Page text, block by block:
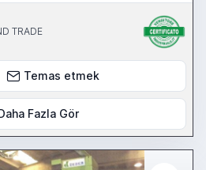
TRADE
Temas etmek
Fazla Gör